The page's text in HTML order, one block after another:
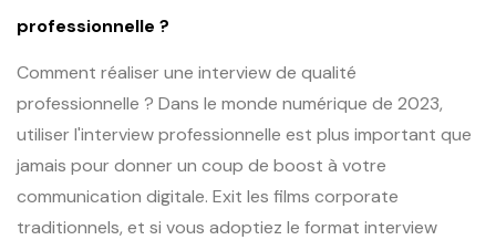
professionnelle ?
Comment réaliser une interview de qualité
professionnelle ? Dans le monde numérique de 2023,
utiliser l'interview professionnelle est plus important que
jamais pour donner un coup de boost à votre
communication digitale. Exit les films corporate
traditionnels, et si vous adoptiez le format interview